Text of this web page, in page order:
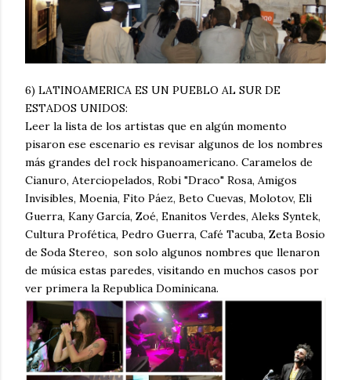
6) LATINOAMERICA ES UN PUEBLO AL SUR DE
ESTADOS UNIDOS:
Leer la lista de los artistas que en algún momento
pisaron ese escenario es revisar algunos de los nombres
más grandes del rock hispanoamericano. Caramelos de
Cianuro, Aterciopelados, Robi "Draco" Rosa, Amigos
Invisibles, Moenia, Fito Páez, Beto Cuevas, Molotov, Eli
Guerra, Kany García, Zoé, Enanitos Verdes, Aleks Syntek,
Cultura Profética, Pedro Guerra, Café Tacuba, Zeta Bosio
de Soda Stereo, son solo algunos nombres que llenaron
de música estas paredes, visitando en muchos casos por
ver primera la Republica Dominicana.